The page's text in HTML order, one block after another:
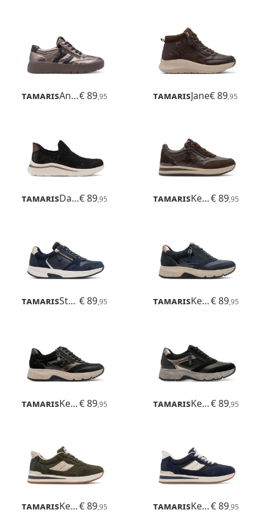
Tamaris Anne€ 89,95 TamarisJane€ 89,95
Tamaris Daisy€ 89,95 Tamaris Kelly€ 89,95
Tamaris Stefania € 89,95 Tamaris Kelly€ 89,95
Tamaris Kelly€ 89,95 Tamaris Kelly€ 89,95
Tamaris Kelly€ 89,95 Tamaris Kelly€ 89,95